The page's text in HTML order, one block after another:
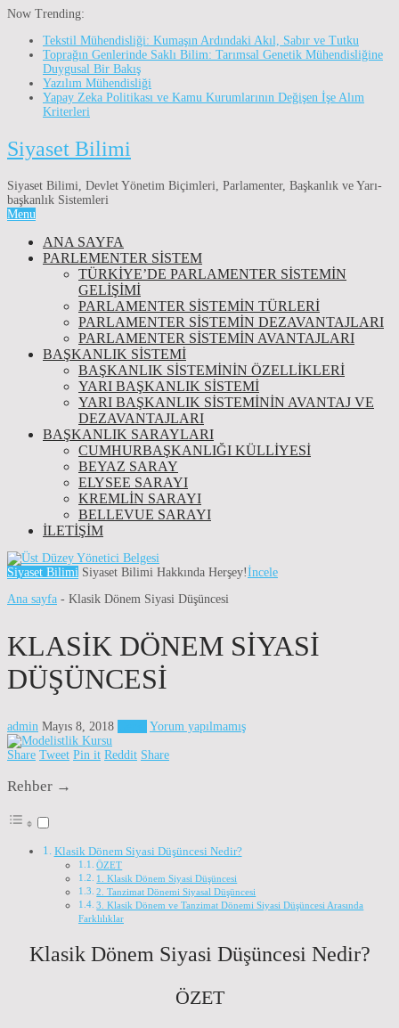
Now Trending:
Tekstil Mühendisliği: Kumaşın Ardındaki Akıl, Sabır ve Tutku
Toprağın Genlerinde Saklı Bilim: Tarımsal Genetik Mühendisliğine
Duygusal Bir Bakış
Yazılım Mühendisliği
Yapay Zeka Politikası ve Kamu Kurumlarının Değişen İşe Alım
Kriterleri
Siyaset Bilimi
Siyaset Bilimi, Devlet Yönetim Biçimleri, Parlamenter, Başkanlık ve Yarı-
başkanlık Sistemleri
Menu
ANA SAYFA
PARLEMENTER SİSTEM
TÜRKIYE’DE PARLAMENTER SISTEMIN
GELIŞIMI
PARLAMENTER SİSTEMİN TÜRLERİ
PARLAMENTER SİSTEMİN DEZAVANTAJLARI
PARLAMENTER SİSTEMİN AVANTAJLARI
BAŞKANLIK SİSTEMİ
BAŞKANLIK SISTEMININ ÖZELLIKLERI
YARI BAŞKANLIK SISTEMI
YARI BAŞKANLIK SISTEMININ AVANTAJ VE
DEZAVANTAJLARI
BAŞKANLIK SARAYLARI
CUMHURBAŞKANLIĞI KÜLLİYESİ
BEYAZ SARAY
ELYSEE SARAYI
KREMLIN SARAYI
BELLEVUE SARAYI
İLETIŞIM
Siyaset Bilimi Siyaset Bilimi Hakkında Herşey!İncele
Ana sayfa - Klasik Dönem Siyasi Düşüncesi
KLASIK DÖNEM SIYASI
DÜŞÜNCESI
admin Mayıs 8, 2018 Yorum yapılmamış
Share Tweet Pin it Reddit Share
Rehber →
Klasik Dönem Siyasi Düşüncesi Nedir?
ÖZET
1. Klasik Dönem Siyasi Düşüncesi
2. Tanzimat Dönemi Siyasal Düşüncesi
3. Klasik Dönem ve Tanzimat Dönemi Siyasi Düşüncesi Arasında
Farklılıklar
Klasik Dönem Siyasi Düşüncesi Nedir?
ÖZET